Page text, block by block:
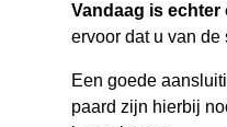
Vandaag is
ervoor dat u van de
Een goede
paard zijn hierbij